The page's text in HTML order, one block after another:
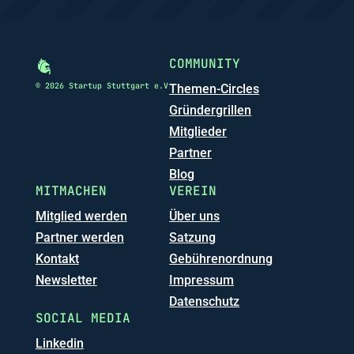
© 2026 Startup Stuttgart e.V
COMMUNITY
Themen-Circles
Gründergrillen
Mitglieder
Partner
Blog
MITMACHEN
Mitglied werden
Partner werden
Kontakt
Newsletter
VEREIN
Über uns
Satzung
Gebührenordnung
Impressum
Datenschutz
SOCIAL MEDIA
Linkedin